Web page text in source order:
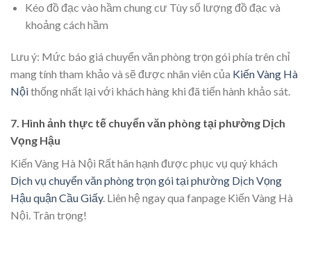
Kéo đồ đạc vào hầm chung cư Tùy số lượng đồ đạc và
khoảng cách hầm
Lưu ý: Mức báo giá chuyển văn phòng trọn gói phía trên chỉ
mang tính tham khảo và sẽ được nhân viên của Kiến Vàng Hà
Nộithống nhất lại với khách hàng khi đã tiến hành khảo sát.
7. Hình ảnh thực tế chuyển văn phòng tại phường Dịch
Vọng Hậu
Kiến Vàng Hà Nội Rất hân hạnh được phục vụ quý khách
Dịch vụ chuyển văn phòng trọn gói tại phường Dịch Vọng
Hậu quận Cầu Giấy. Liên hệ ngay qua fanpage Kiến Vàng Hà
Nội. Trân trọng!